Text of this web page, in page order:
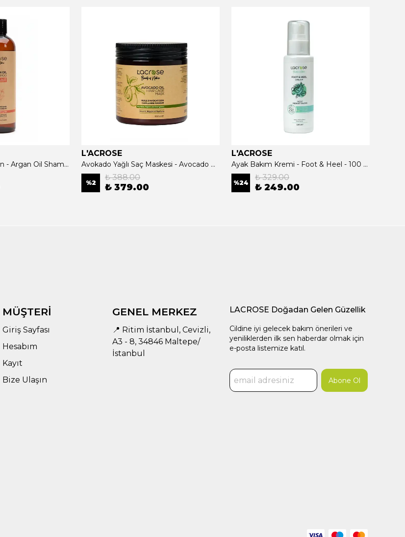
Argan Yağlı Şampuan - Argan Oil Shampoo - 400 ML
L'ACROSE
Avokado Yağlı Saç Maskesi - Avocado Oil Hair Care Mask - 500 ML
%2
₺ 388.00
₺ 379.00
L'ACROSE
Ayak Bakım Kremi - Foot & Heel - 100 ML
%24
₺ 329.00
₺ 249.00
MÜŞTERİ
Giriş Sayfası
Hesabım
Kayıt
Bize Ulaşın
GENEL MERKEZ
📍 Ritim İstanbul, Cevizli,
A3 - 8, 34846 Maltepe/
İstanbul
LACROSE Doğadan Gelen Güzellik
Cildine iyi gelecek bakım önerileri ve
yeniliklerden ilk sen haberdar olmak için
e-posta listemize katıl.
Abone Ol